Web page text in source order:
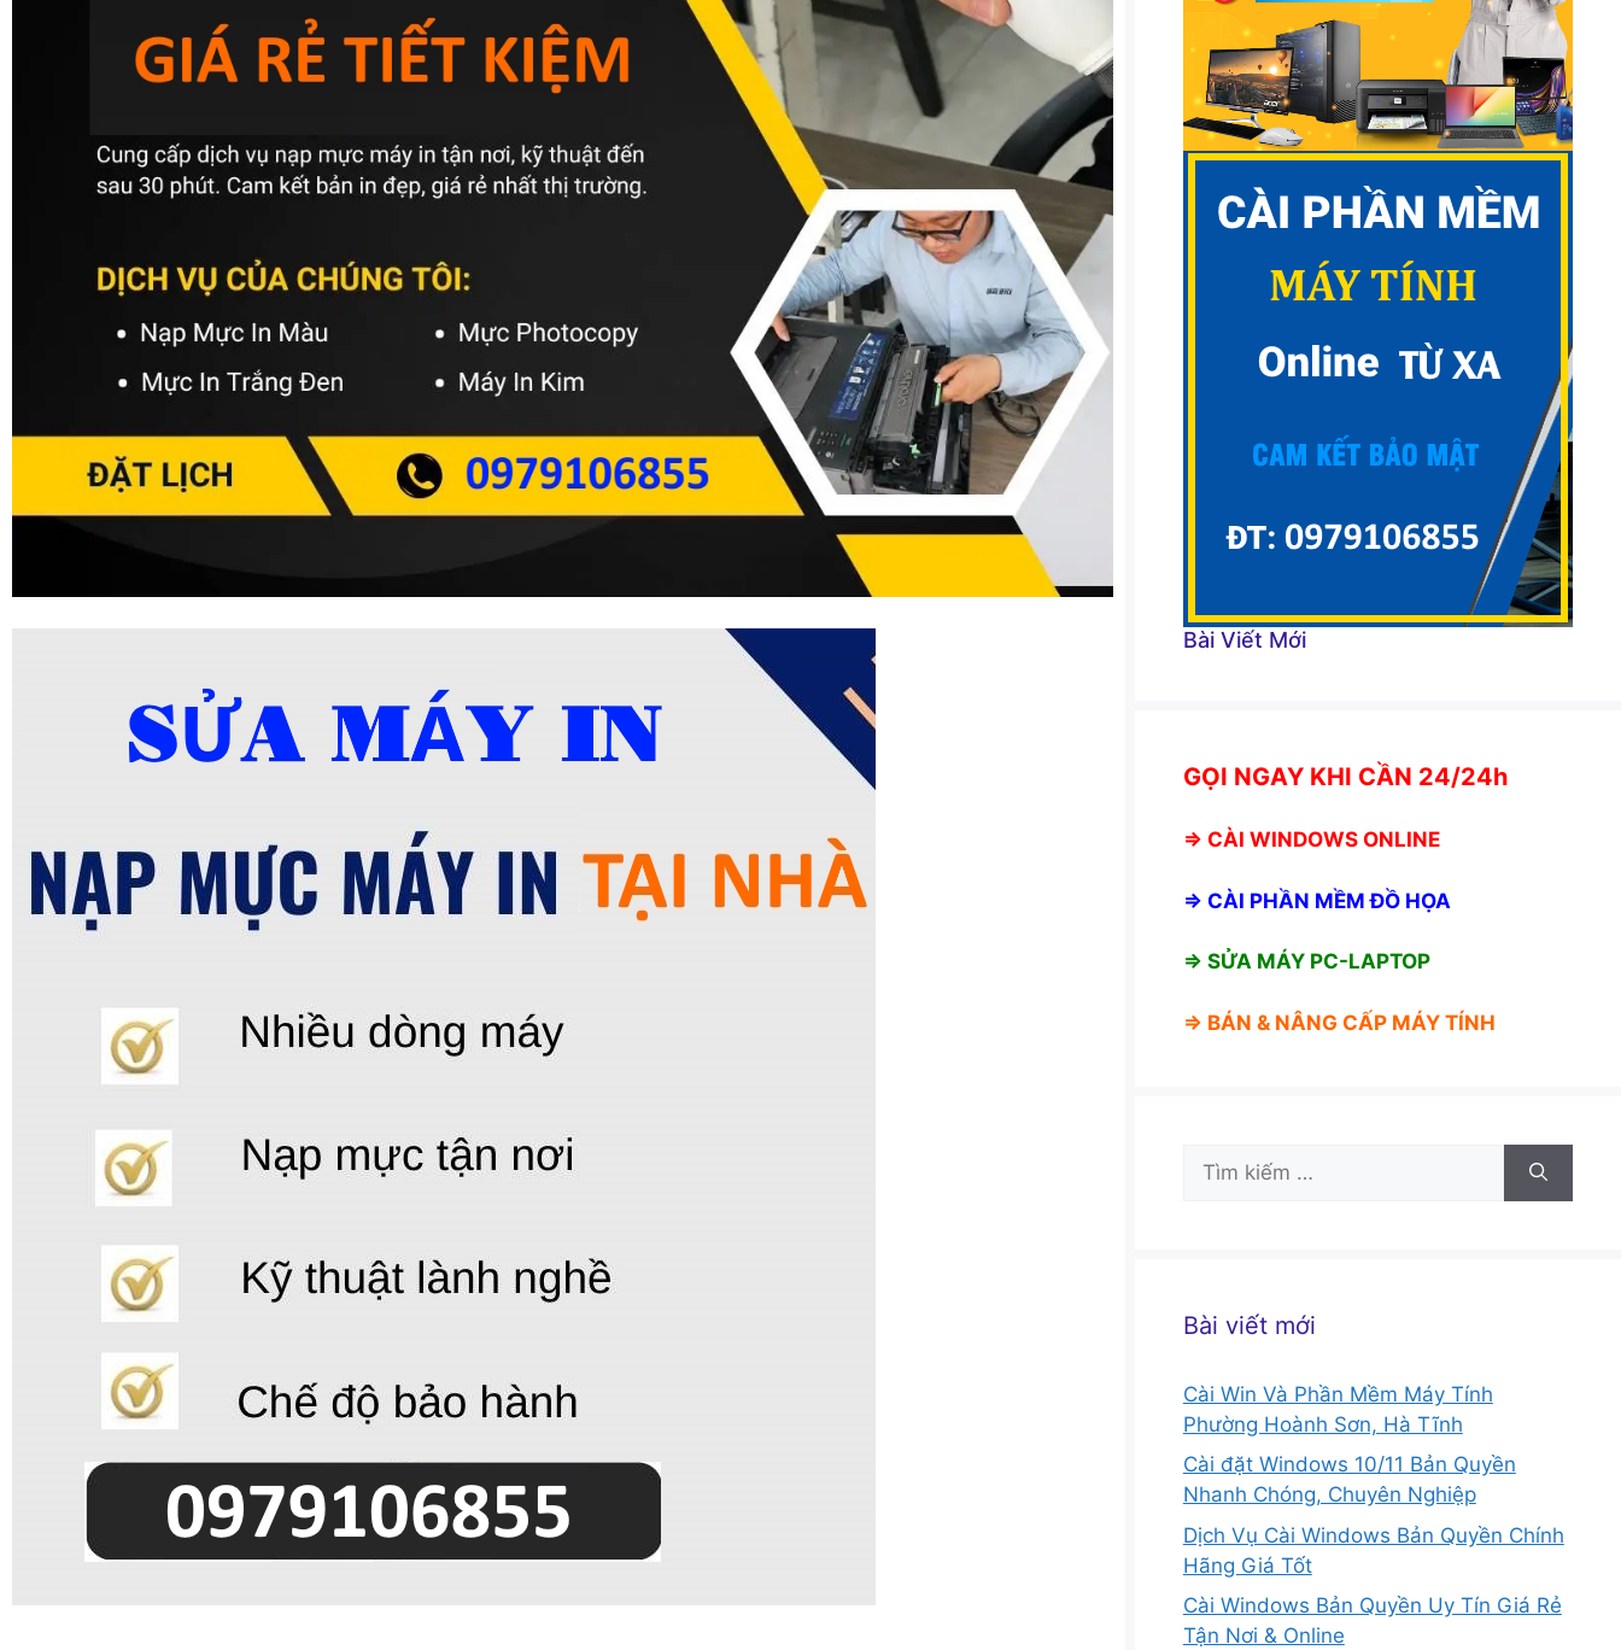
Bài Viết Mới
GỌI NGAY KHI CẦN 24/24h
⇒ CÀI WINDOWS ONLINE
⇒ CÀI PHẦN MỀM ĐỒ HỌA
⇒ SỬA MÁY PC-LAPTOP
⇒ BÁN & NÂNG CẤP MÁY TÍNH
Tìm
kiếm
Bài viết mới
Cài Win Và Phần Mềm Máy Tính
Phường Hoành Sơn, Hà Tĩnh
Cài đặt Windows 10/11 Bản Quyền
Nhanh Chóng, Chuyên Nghiệp
Dịch Vụ Cài Windows Bản Quyền Chính
Hãng Giá Tốt
Cài Windows Bản Quyền Uy Tín Giá Rẻ
Tận Nơi & Online